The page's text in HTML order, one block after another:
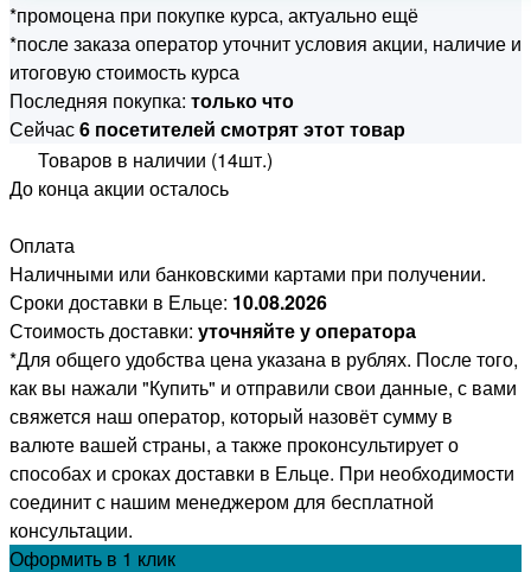
*промоцена при покупке курса, актуально ещё
*после заказа оператор уточнит условия акции, наличие и
итоговую стоимость курса
Последняя покупка: только что
Сейчас6 посетителей смотрят этот товар
Товаров в наличии (14шт.)
До конца акции осталось
Оплата
Наличными или банковскими картами при получении.
Сроки доставки в Ельце: 10.08.2026
Стоимость доставки: уточняйте у оператора
*Для общего удобства цена указана в рублях. После того,
как вы нажали "Купить" и отправили свои данные, с вами
свяжется наш оператор, который назовёт сумму в
валюте вашей страны, а также проконсультирует о
способах и сроках доставки в Ельце. При необходимости
соединит с нашим менеджером для бесплатной
консультации.
Оформить в 1 клик